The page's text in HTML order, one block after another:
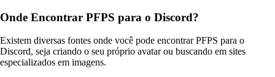
Onde Encontrar PFPS para o Discord?
Existem diversas fontes onde você pode encontrar PFPS para o
Discord, seja criando o seu próprio avatar ou buscando em sites
especializados em imagens.